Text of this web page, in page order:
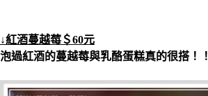
↓紅酒蔓越莓＄60元
泡過紅酒的蔓越莓與乳酪蛋糕真的很搭！！